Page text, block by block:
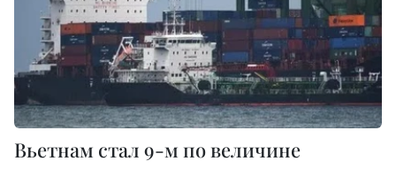
Вьетнам стал 9-м по величине